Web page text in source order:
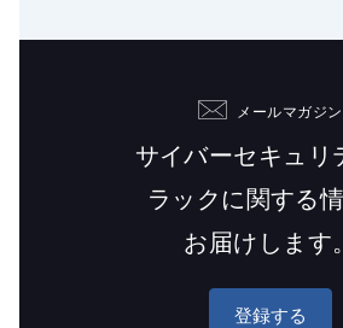
メールマガジン
サイバーセキュリ
ラックに関する
お届けします。
登録する